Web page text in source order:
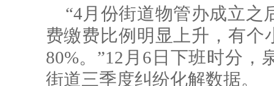
“4月份街道物管办成立之
费缴费比例明显上升，有个
80%。”12月6日下班时分
街道三季度纠纷化解数据。